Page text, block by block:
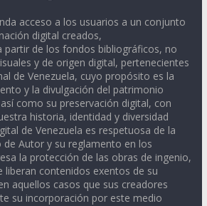
acceso a los usuarios a un conjunto
digital creados,
partir de los fondos bibliográficos, no
y de origen digital, pertenecientes
de Venezuela, cuyo propósito es la
y la divulgación del patrimonio
como su preservación digital, con
historia, identidad y diversidad
de Venezuela es respetuosa de la
de Autor y su reglamento en los
la protección de las obras de ingenio,
liberan contenidos exentos de su
aquellos casos que sus creadores
su incorporación por este medio